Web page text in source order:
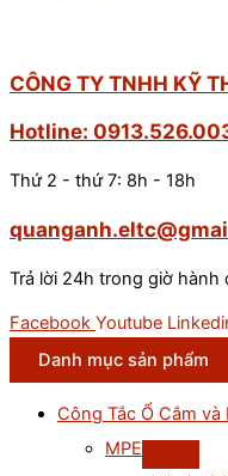
CÔNG TY TNHH KỸ
Hotline:
Thứ 2 - thứ 7: 8h - 18h
Trả lời 24h trong giờ hành
Facebook Youtube
Danh mục sản phẩm
Công Tắc Ổ Cắm và
MPE